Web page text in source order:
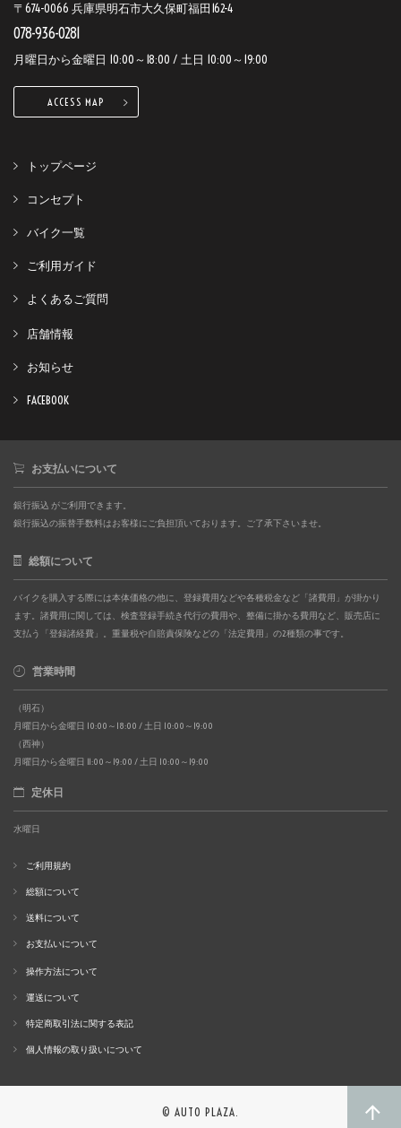
〒674-0066 兵庫県明石市大久保町福田162-4
078-936-0281
月曜日から金曜日 10:00～18:00 / 土日 10:00～19:00
ACCESS MAP
トップページ
コンセプト
バイク一覧
ご利用ガイド
よくあるご質問
店舗情報
お知らせ
FACEBOOK
お支払いについて
銀行振込 がご利用できます。
銀行振込の振替手数料はお客様にご負担頂いております。ご了承下さいませ。
総額について
バイクを購入する際には本体価格の他に、登録費用などや各種税金など「諸費用」が掛かり
ます。諸費用に関しては、検査登録手続き代行の費用や、整備に掛かる費用など、販売店に
支払う「登録諸経費」。重量税や自賠責保険などの「法定費用」の2種類の事です。
営業時間
（明石）
月曜日から金曜日 10:00～18:00 / 土日 10:00～19:00
（西神）
月曜日から金曜日 11:00～19:00 / 土日 10:00～19:00
定休日
水曜日
ご利用規約
総額について
送料について
お支払いについて
操作方法について
運送について
特定商取引法に関する表記
個人情報の取り扱いについて
© AUTO PLAZA.